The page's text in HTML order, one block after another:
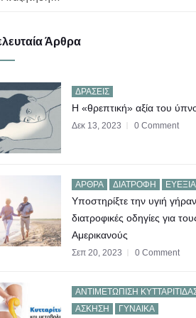
Άρθρα
ΔΡΆΣΕΙΣ
Η «θρεπτική» αξία του
Δεκ 13, 2023 0 Comment
ΆΡΘΡΑ ΔΙΑΤΡΟΦΉ ΕΥΕΞΊΑ
Υποστηρίξτε την υγιή
διατροφικές οδηγίες για
Αμερικανούς
Σεπ 20, 2023 0 Comment
AΝΤΙΜΕΤΏΠΙΣΗ
ΆΣΚΗΣΗ
ΓΥΝΑΊΚΑ